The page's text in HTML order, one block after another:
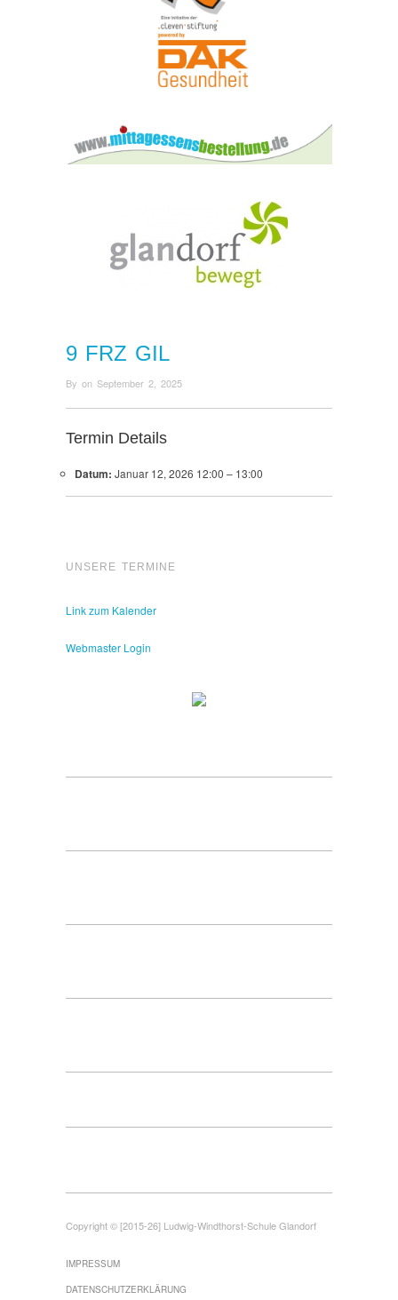
9 FRZ GIL
By on September 2, 2025
Termin Details
Datum: Januar 12, 2026 12:00 – 13:00
UNSERE TERMINE
Link zum Kalender
Webmaster Login
Copyright © [2015-26] Ludwig-Windthorst-Schule Glandorf
IMPRESSUM
DATENSCHUTZERKLÄRUNG